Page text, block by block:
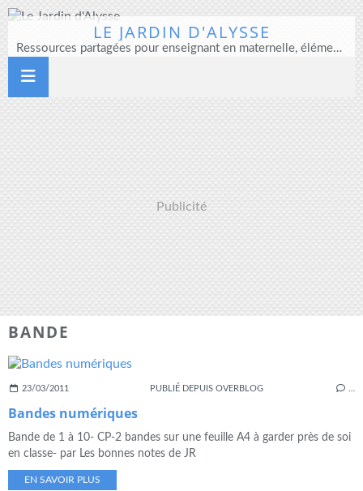
LE JARDIN D'ALYSSE
Ressources partagées pour enseignant en maternelle, élémentaire et direction d'école
Publicité
BANDE
23/03/2011 PUBLIÉ DEPUIS OVERBLOG
Bandes numériques
Bande de 1 à 10- CP-2 bandes sur une feuille A4 à garder près de soi
en classe- par Les bonnes notes de JR
EN SAVOIR PLUS